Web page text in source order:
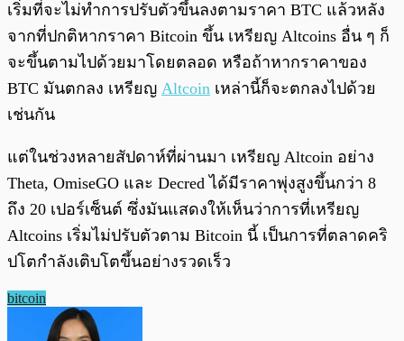
เริ่มที่จะไม่ทำการปรับตัวขึ้นลงตามราคา BTC แล้วหลัง
จากที่ปกติหากราคา Bitcoin ขึ้น เหรียญ Altcoins อื่น ๆ ก็
จะขึ้นตามไปด้วยมาโดยตลอด หรือถ้าหากราคาของ
BTC มันตกลง เหรียญ Altcoin เหล่านี้ก็จะตกลงไปด้วย
เช่นกัน
แต่ในช่วงหลายสัปดาห์ที่ผ่านมา เหรียญ Altcoin อย่าง
Theta, OmiseGO และ Decred ได้มีราคาพุ่งสูงขึ้นกว่า 8
ถึง 20 เปอร์เซ็นต์ ซึ่งมันแสดงให้เห็นว่าการที่เหรียญ
Altcoins เริ่มไม่ปรับตัวตาม Bitcoin นี้ เป็นการที่ตลาดคริ
ปโตกำลังเติบโตขึ้นอย่างรวดเร็ว
bitcoin